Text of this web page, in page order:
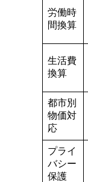
労働時
間換算
生活費
換算
都市別
物価対
応
プライ
バシー
保護